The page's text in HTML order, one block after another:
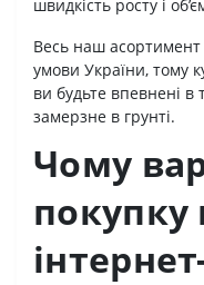
швидкість росту і
Весь наш асортимент
умови України, тому
ви будьте впевнені
замерзне в грунті.
Чому